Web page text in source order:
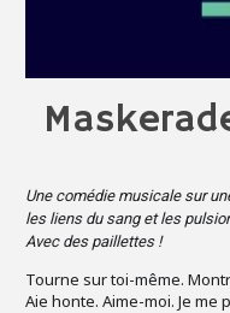
Une comédie musicale sur
les liens du sang et les
Avec des paillettes !
Tourne sur toi-même.
Aie honte. Aime-moi. Je me